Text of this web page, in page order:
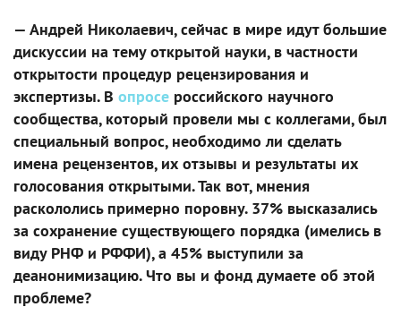
— Андрей Николаевич, сейчас в мире идут большие
дискуссии на тему открытой науки, в частности
открытости процедур рецензирования и
экспертизы. В опросе российского научного
сообщества, который провели мы с коллегами, был
специальный вопрос, необходимо ли сделать
имена рецензентов, их отзывы и результаты их
голосования открытыми. Так вот, мнения
раскололись примерно поровну. 37% высказались
за сохранение существующего порядка (имелись в
виду РНФ и РФФИ), а 45% выступили за
деанонимизацию. Что вы и фонд думаете об этой
проблеме?